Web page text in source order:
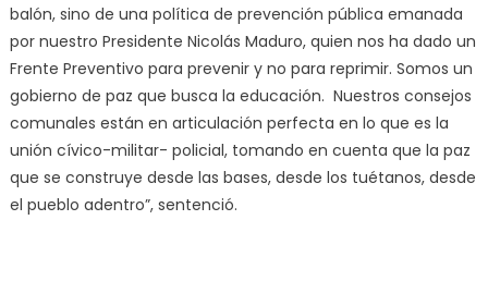
balón, sino de una política de prevención pública emanada
por nuestro Presidente Nicolás Maduro, quien nos ha dado un
Frente Preventivo para prevenir y no para reprimir. Somos un
gobierno de paz que busca la educación. Nuestros consejos
comunales están en articulación perfecta en lo que es la
unión cívico-militar- policial, tomando en cuenta que la paz
que se construye desde las bases, desde los tuétanos, desde
el pueblo adentro”, sentenció.